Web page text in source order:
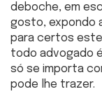
deboche, em
gosto, expondo
para certos
todo advogado
só se importa
pode lhe trazer.